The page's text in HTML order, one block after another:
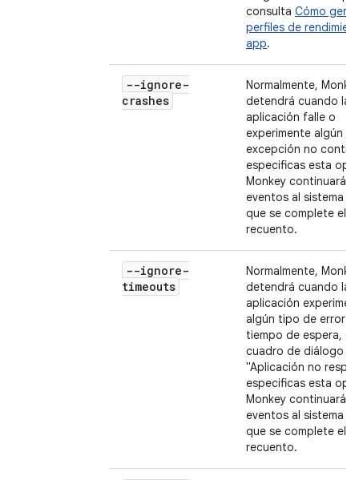
consulta Cómo
perfiles de
app.
--ignore-
crashes
Normalmente,
detendrá cuando la
aplicación falle o
experimente algún
excepción no
especificas esta
Monkey continuará
eventos al sistema
que se complete el
recuento.
--ignore-
timeouts
Normalmente,
detendrá cuando la
aplicación
algún tipo de error
tiempo de espera,
cuadro de diálogo
"Aplicación no
especificas esta
Monkey continuará
eventos al sistema
que se complete el
recuento.